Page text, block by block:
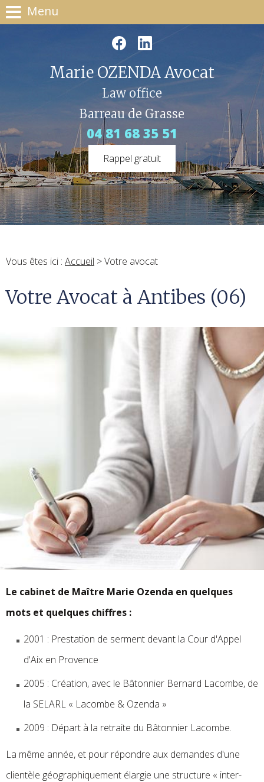
Menu
Marie OZENDA Avocat
Law office
Barreau de Grasse
04 81 68 35 51
Rappel gratuit
Vous êtes ici : Accueil > Votre avocat
Votre Avocat à Antibes (06)
Le cabinet de Maître Marie Ozenda en quelques
mots et quelques chiffres :
2001 : Prestation de serment devant la Cour d'Appel
d'Aix en Provence
2005 : Création, avec le Bâtonnier Bernard Lacombe, de
la SELARL « Lacombe & Ozenda »
2009 : Départ à la retraite du Bâtonnier Lacombe.
La même année, et pour répondre aux demandes d'une
clientèle géographiquement élargie une structure « inter-